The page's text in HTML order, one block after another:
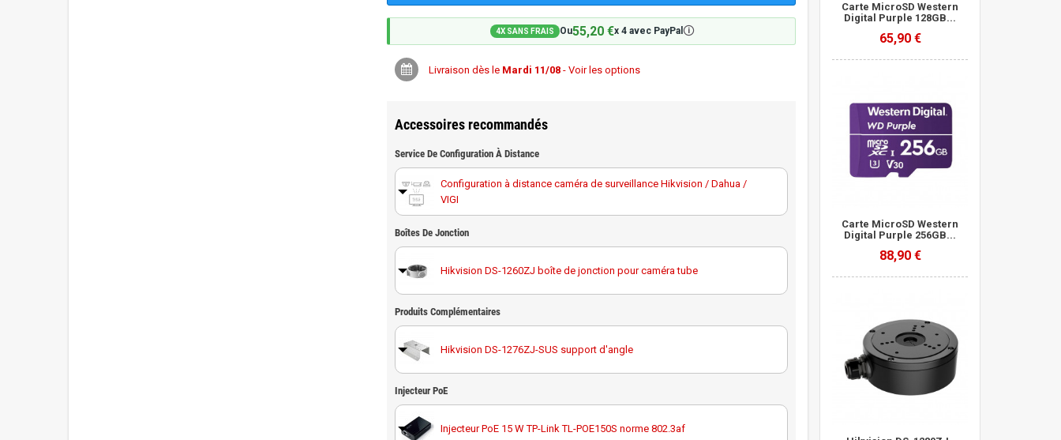
4X SANS FRAIS Ou55,20 €x 4 avec PayPal🛈
Livraison dès le Mardi 11/08- Voir les options
Accessoires recommandés
Service De Configuration À Distance
Configuration à distance caméra de surveillance Hikvision / Dahua /
VIGI
Boîtes De Jonction
Hikvision DS-1260ZJ boîte de jonction pour caméra tube
Hikvision DS-1280ZJ-S boîte de jonction pour caméra tube
Produits Complémentaires
Hikvision DS-1276ZJ-SUS support d'angle
Hikvision DS-1275ZJ-SUS support caméra poteau
Injecteur PoE
Injecteur PoE 15 W TP-Link TL-POE150S norme 802.3af
Carte MicroSD Western
Digital Purple 128GB...
65,90 €
Carte MicroSD Western
Digital Purple 256GB...
88,90 €